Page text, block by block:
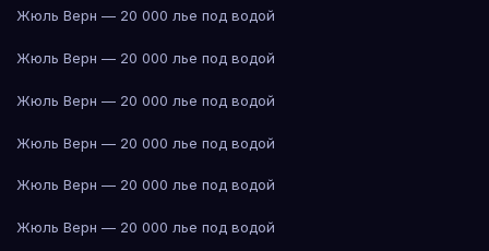
Жюль Верн — 20 000 лье под водой
Жюль Верн — 20 000 лье под водой
Жюль Верн — 20 000 лье под водой
Жюль Верн — 20 000 лье под водой
Жюль Верн — 20 000 лье под водой
Жюль Верн — 20 000 лье под водой